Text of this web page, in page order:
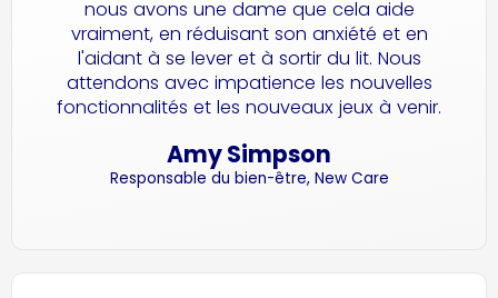
nous avons une dame que cela aide
vraiment, en réduisant son anxiété et en
l'aidant à se lever et à sortir du lit. Nous
attendons avec impatience les nouvelles
fonctionnalités et les nouveaux jeux à venir.
Amy Simpson
Responsable du bien-être, New Care